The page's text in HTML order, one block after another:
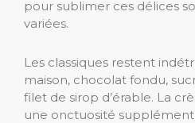
pour sublimer ces délices
variées.
Les classiques restent
maison, chocolat fondu,
filet de sirop d’érable. La
une onctuosité